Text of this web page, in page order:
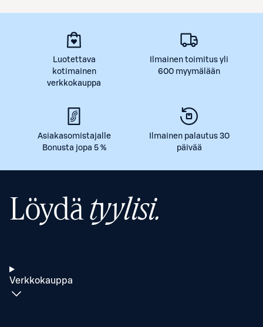
Luotettava
kotimainen
verkkokauppa
Ilmainen toimitus yli
600 myymälään
Asiakasomistajalle
Bonusta jopa 5 %
Ilmainen palautus 30
päivää
Löydätyylisi.
Verkkokauppa